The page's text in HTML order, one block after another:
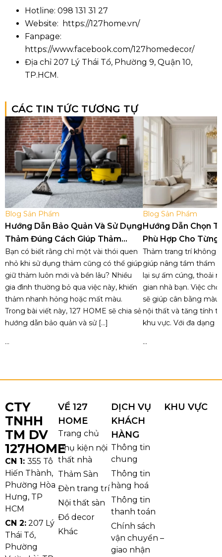
Hotline: 098 131 31 27
Website: https://127home.vn/
Fanpage:
https://www.facebook.com/127homedecor/
Địa chỉ 207 Lý Thái Tổ, Phường 9, Quận 10,
TP.HCM.
CÁC TIN TỨC TƯƠNG TỰ
Blog Sản Phẩm
Hướng Dẫn Bảo Quản Và Sử Dụng
Thảm Đúng Cách Giúp Thảm
Luôn Như Mới
Bạn có biết rằng chỉ một vài thói quen
nhỏ khi sử dụng thảm cũng có thể giúp
giữ thảm luôn mới và bền lâu? Nhiều
gia đình thường bỏ qua việc này, khiến
thảm nhanh hỏng hoặc mất màu.
Trong bài viết này, 127 HOME sẽ chia sẻ
hướng dẫn bảo quản và sử […]
...
Blog Sản Phẩm
Hướng Dẫn Chọn
Phù Hợp Cho Từng
Trong Nhà
Thảm trang trí không
giúp nâng tầm thẩm
lại sự ấm cúng, thoải
gian nhà bạn. Việc
sẽ giúp cân bằng màu
nội thất và tăng tính
khu vực. Với đa dạng
...
CTY
TNHH
TM DV
127HOME
CN 1: 355 Tô
Hiến Thành,
Phường Hòa
Hưng, TP
HCM
CN 2: 207 Lý
Thái Tổ,
Phường
VỀ 127
HOME
Trang chủ
Phụ kiện nội
thất nhà
Thảm Sàn
Đèn trang trí
Nội thất sàn
Đồ decor
Khác
DỊCH VỤ
KHÁCH
HÀNG
Thông tin
chung
Thông tin
hàng hoá
Thông tin
thanh toán
Chính sách
vận chuyển –
giao nhận
KHU VỰC